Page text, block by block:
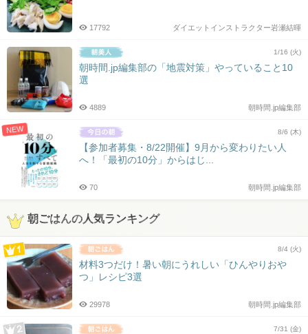
ダイエットインストラクター岩瀬結暉
17792
1/16 (火)
朝時間.jp編集部の「地震対策」やっていること10
選
朝時間.jp編集部
4889
NEW 8/6 (木)
【参加者募集・8/22開催】9月から変わりたい人
へ！「最初の10分」からはじ...
朝時間.jp編集部
70
朝ごはんの人気ランキング
8/4 (火)
材料3つだけ！暑い朝にうれしい「ひんやりおや
つ」レシピ3選
朝時間.jp編集部
29978
7/31 (金)